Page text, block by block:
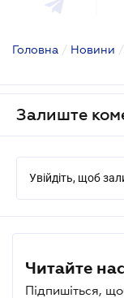
Головна / Новини /
Залиште
Увійдіть, щоб
Читайте
Підпишіться,